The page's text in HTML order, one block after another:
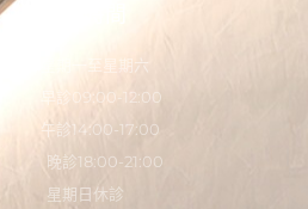
星期一至星期六
早診09:00-12:00
午診14:00-17:00
晚診18:00-21:00
星期日休診